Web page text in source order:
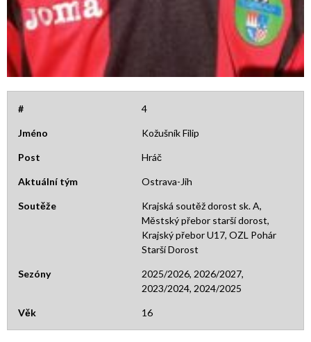
# 4
Jméno Kožušník Filip
Post Hráč
Aktuální tým Ostrava-Jih
Soutěže
Krajská soutěž dorost sk. A,
Městský přebor starší dorost,
Krajský přebor U17, OZL Pohár
Starší Dorost
Sezóny
2025/2026, 2026/2027,
2023/2024, 2024/2025
Věk 16